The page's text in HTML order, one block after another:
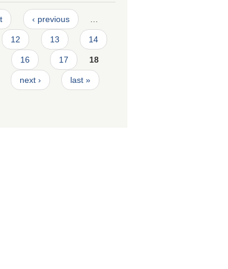
‹ previous
12 13 14
16 17 18
next › last »